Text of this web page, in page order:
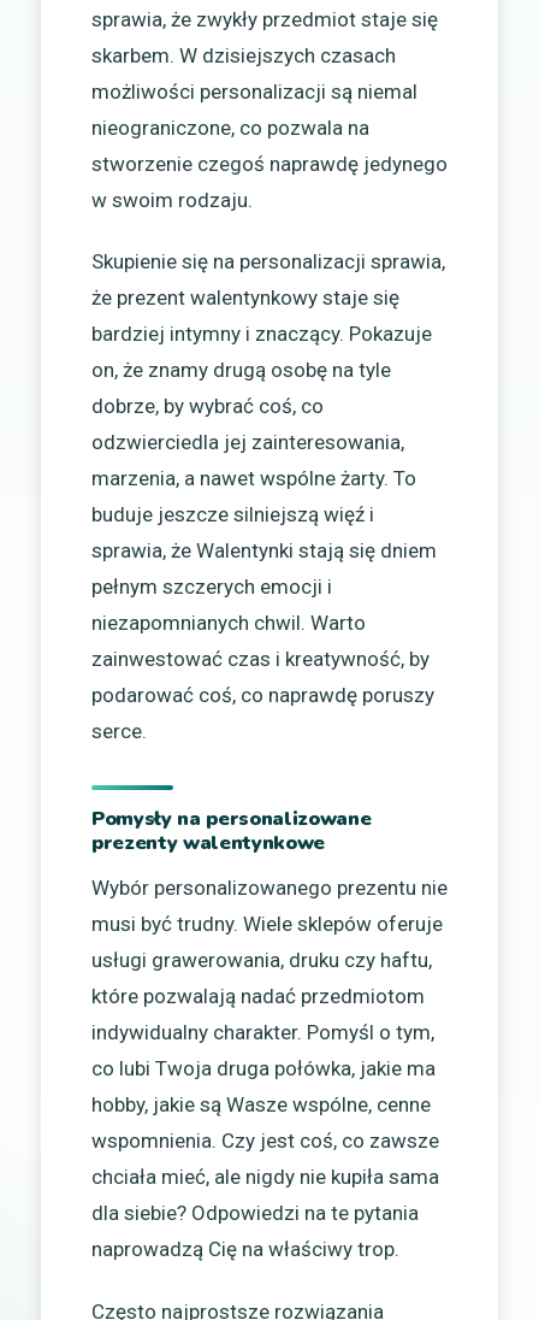
sprawia, że zwykły przedmiot staje się
skarbem. W dzisiejszych czasach
możliwości personalizacji są niemal
nieograniczone, co pozwala na
stworzenie czegoś naprawdę jedynego
w swoim rodzaju.
Skupienie się na personalizacji sprawia,
że prezent walentynkowy staje się
bardziej intymny i znaczący. Pokazuje
on, że znamy drugą osobę na tyle
dobrze, by wybrać coś, co
odzwierciedla jej zainteresowania,
marzenia, a nawet wspólne żarty. To
buduje jeszcze silniejszą więź i
sprawia, że Walentynki stają się dniem
pełnym szczerych emocji i
niezapomnianych chwil. Warto
zainwestować czas i kreatywność, by
podarować coś, co naprawdę poruszy
serce.
Pomysły na personalizowane
prezenty walentynkowe
Wybór personalizowanego prezentu nie
musi być trudny. Wiele sklepów oferuje
usługi grawerowania, druku czy haftu,
które pozwalają nadać przedmiotom
indywidualny charakter. Pomyśl o tym,
co lubi Twoja druga połówka, jakie ma
hobby, jakie są Wasze wspólne, cenne
wspomnienia. Czy jest coś, co zawsze
chciała mieć, ale nigdy nie kupiła sama
dla siebie? Odpowiedzi na te pytania
naprowadzą Cię na właściwy trop.
Często najprostsze rozwiązania